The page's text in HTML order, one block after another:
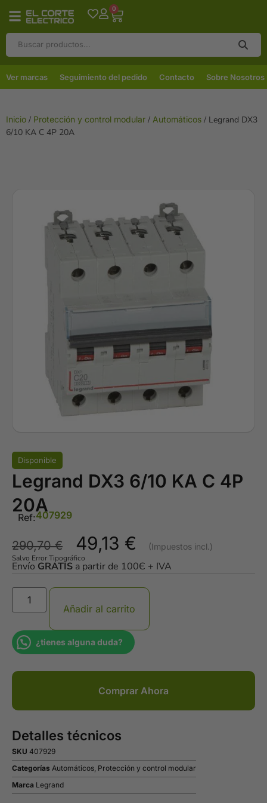
0
Ver marcas Seguimiento del pedido Contacto Sobre Nosotros
Inicio / Protección y control modular / Automáticos / Legrand DX3
6/10 KA C 4P 20A
Disponible
Legrand DX3 6/10 KA C 4P
20A
Ref:407929
290,70€ 49,13 €
Salvo Error Tipográfico
Envío GRATIS a partir de 100Є + IVA
Añadir al carrito
¿tienes alguna duda?
Comprar Ahora
Detalles técnicos
SKU 407929
Categorías Automáticos, Protección y control modular
Marca Legrand